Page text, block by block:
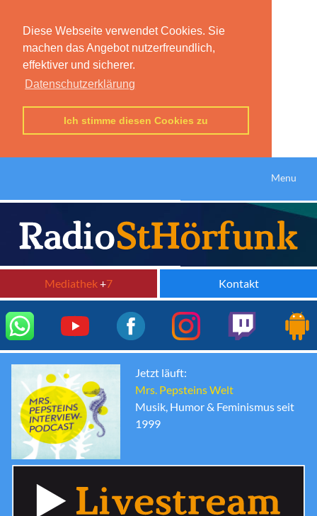
Diese Webseite verwendet Cookies. Sie
machen das Angebot nutzerfreundlich,
effektiver und sicherer.
Datenschutzerklärung
Ich stimme diesen Cookies zu
Menu
Mediathek+7 Kontakt
Jetzt läuft:
Mrs. Pepsteins Welt
Musik, Humor & Feminismus seit
1999